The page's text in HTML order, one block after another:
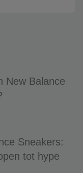
New Balance
Sneakers:
tot hype